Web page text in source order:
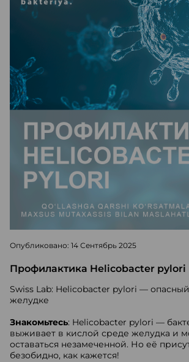
Опубликовано: 14 Сентябрь 2025
Профилактика Helicobacter pylori
Swiss Lab: Helicobacter pylori —
желудке
Знакомьтесь: Helicobacter pylori —
выживает в кислой среде желудка и
оставаться незамеченной. Но её
безобидно, как кажется!